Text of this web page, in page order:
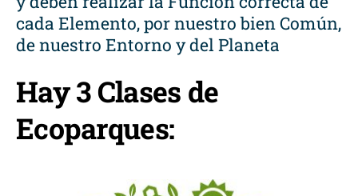
cada Elemento, por nuestro bien Común,
de nuestro Entorno y del Planeta
Hay 3 Clases de
Ecoparques: